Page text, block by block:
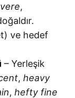
,
ve hedef
– Yerleşik
, heavy
, hefty fine